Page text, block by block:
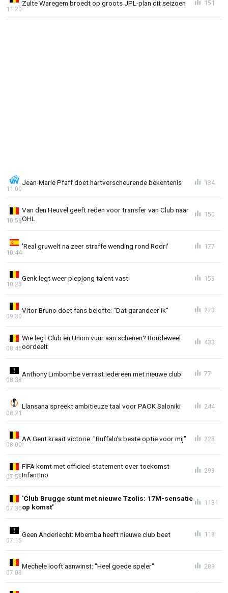
Zulte Waregem broedt op groots JPL-plan dit seizoen
11:20
151
Jean-Marie Pfaff doet hartverscheurende bekentenis
11:00
134
Van den Heuvel geeft reden voor transfer van Club naar
OHL
10:58
150
'Real gruwelt na zeer straffe wending rond Rodri'
10:44
177
Genk legt weer piepjong talent vast
10:23
159
Vitor Bruno doet fans belofte: "Dat garandeer ik"
09:30
273
Wie legt Club en Union vuur aan schenen? Boudeweel
oordeelt
08:46
433
Anthony Limbombe verrast iedereen met nieuwe club
08:38
77
Llansana spreekt ambitieuze taal voor PAOK Saloniki
08:21
244
AA Gent kraait victorie: "Buffalo's beste optie voor mij"
08:00
223
FIFA komt met officieel statement over toekomst
Infantino
07:58
299
'Club Brugge stunt met nieuwe Tzolis: 17M-sensatie
op komst'
07:30
1131
Geen Anderlecht: Mbemba heeft nieuwe club beet
07:15
118
Mechele looft aanwinst: "Heel goede speler"
07:03
289